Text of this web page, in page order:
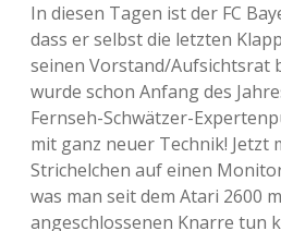
i
n
e
m
T
e
i
l
n
e
h
In diesen Tagen ist der FC
dass er selbst die letzten
seinen Vorstand/Aufsichtsrat
wurde schon Anfang des
Fernseh-Schwätzer-
mit ganz neuer Technik! Jetzt
Strichelchen auf einen
was man seit dem Atari 2600
angeschlossenen Knarre tun